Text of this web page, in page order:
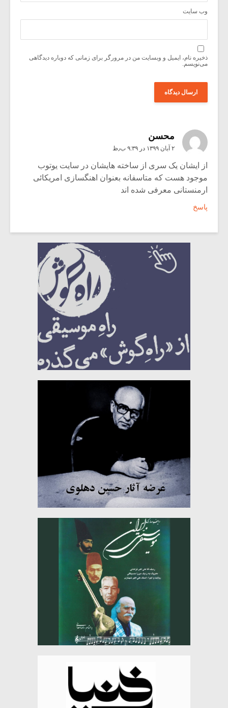
وب‌ سایت
ذخیره نام، ایمیل و وبسایت من در مرورگر برای زمانی که دوباره دیدگاهی
می‌نویسم.
محسن
۲ آبان ۱۳۹۹ در ۹:۳۹ ب٫ظ
از ایشان یک سری از ساخته هایشان در سایت یوتوب
موجود هست که متاسفانه بعنوان اهنگسازی امریکائی
ارمنستانی معرفی شده اند
پاسخ